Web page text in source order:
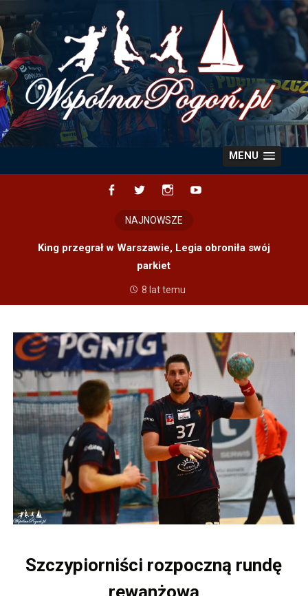
content
MENU
NAJNOWSZE
King przegrał w Warszawie, Legia obroniła swój
parkiet
8 lat temu
Szczypiorniści rozpoczną rundę